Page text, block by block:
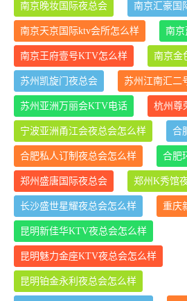
南京晚妆国际夜总会 南京汇豪国
南京天京国际ktv会所怎么样 南京
南京王府壹号KTV怎么样 南京金
苏州凯旋门夜总会 苏州江南汇二
苏州亚洲万丽会KTV电话 杭州尊
宁波亚洲甬江会夜总会怎么样 合
合肥私人订制夜总会怎么样 合肥
郑州盛唐国际夜总会 郑州K秀馆
长沙盛世星耀夜总会怎么样 重庆
昆明新佳华KTV夜总会怎么样
昆明魅力金座KTV夜总会怎么样
昆明铂金永利夜总会怎么样